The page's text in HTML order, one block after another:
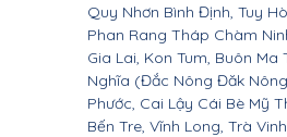
Quy Nhơn Bình Định, Tuy
Phan Rang Tháp Chàm
Gia Lai, Kon Tum, Buôn
Nghĩa (Đắc Nông Đăk
Phước, Cai Lậy Cái Bè Mỹ
Bến Tre, Vĩnh Long, Trà